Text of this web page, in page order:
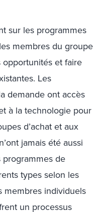
sur les programmes
membres du groupe
opportunités et faire
Les
demande ont accès
à la technologie pour
d’achat et aux
jamais été aussi
programmes de
types selon les
membres individuels
un processus